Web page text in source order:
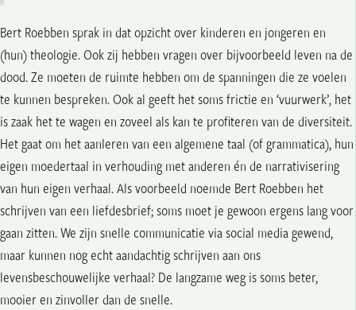
Bert Roebben sprak in dat opzicht over kinderen en jongeren en
(hun) theologie. Ook zij hebben vragen over bijvoorbeeld leven na de
dood. Ze moeten de ruimte hebben om de spanningen die ze voelen
te kunnen bespreken. Ook al geeft het soms frictie en ‘vuurwerk’, het
is zaak het te wagen en zoveel als kan te profiteren van de diversiteit.
Het gaat om het aanleren van een algemene taal (of grammatica), hun
eigen moedertaal in verhouding met anderen én de narrativisering
van hun eigen verhaal. Als voorbeeld noemde Bert Roebben het
schrijven van een liefdesbrief; soms moet je gewoon ergens lang voor
gaan zitten. We zijn snelle communicatie via social media gewend,
maar kunnen nog echt aandachtig schrijven aan ons
levensbeschouwelijke verhaal? De langzame weg is soms beter,
mooier en zinvoller dan de snelle.